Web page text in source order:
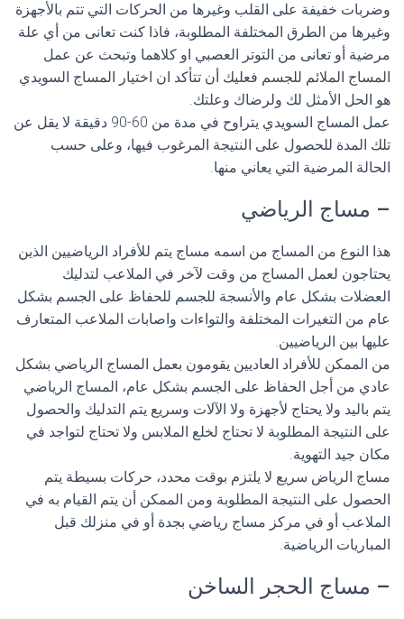
وضربات خفيفة على القلب وغيرها من الحركات التي تتم بالأجهزة
وغيرها من الطرق المختلفة المطلوبة، فاذا كنت تعانى من أي علة
مرضية أو تعانى من التوتر العصبي او كلاهما وتبحث عن عمل
المساج الملائم للجسم فعليك أن تتأكد ان اختيار المساج السويدي
هو الحل الأمثل لك ولرضاك وعلتك.
عمل المساج السويدي يتراوح في مدة من 60-90 دقيقة لا يقل عن
تلك المدة للحصول على النتيجة المرغوب فيها، وعلى حسب
الحالة المرضية التي يعاني منها.
– مساج الرياضي
هذا النوع من المساج من اسمه مساج يتم للأفراد الرياضيين الذين
يحتاجون لعمل المساج من وقت لآخر في الملاعب لتدليك
العضلات بشكل عام والأنسجة للجسم للحفاظ على الجسم بشكل
عام من التغيرات المختلفة والتواءات واصابات الملاعب المتعارف
عليها بين الرياضيين.
من الممكن للأفراد العاديين يقومون بعمل المساج الرياضي بشكل
عادي من أجل الحفاظ على الجسم بشكل عام، المساج الرياضي
يتم باليد ولا يحتاج لأجهزة ولا الآلات وسريع يتم التدليك والحصول
على النتيجة المطلوبة لا تحتاج لخلع الملابس ولا تحتاج لتواجد في
مكان جيد التهوية.
مساج الرياض سريع لا يلتزم بوقت محدد، حركات بسيطة يتم
الحصول على النتيجة المطلوبة ومن الممكن أن يتم القيام به في
الملاعب أو في مركز مساج رياضي بجدة أو في منزلك قبل
المباريات الرياضية.
– مساج الحجر الساخن